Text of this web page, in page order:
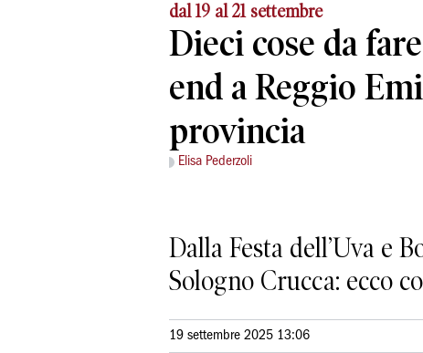
dal 19 al 21 settembre
Dieci cose da
end a Reggio
provincia
Elisa Pederzoli
Dalla Festa dell’Uva e
Sologno Crucca: ecco
19 settembre 2025 13:06